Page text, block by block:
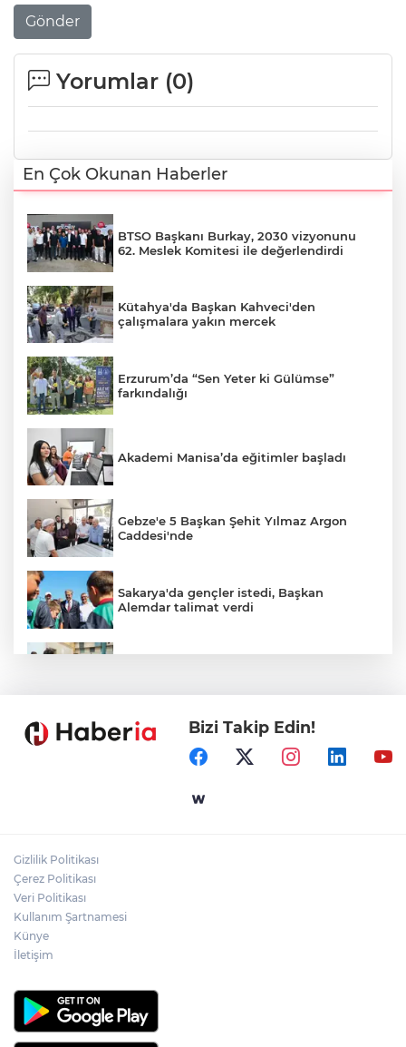
Gönder
Yorumlar (0)
En Çok Okunan Haberler
BTSO Başkanı Burkay, 2030 vizyonunu
62. Meslek Komitesi ile değerlendirdi
Kütahya'da Başkan Kahveci'den
çalışmalara yakın mercek
Erzurum’da “Sen Yeter ki Gülümse”
farkındalığı
Akademi Manisa’da eğitimler başladı
Gebze'e 5 Başkan Şehit Yılmaz Argon
Caddesi'nde
Sakarya'da gençler istedi, Başkan
Alemdar talimat verdi
Ömer Çelik: 2 yıllık çalışmanın en önemli
aşamasındayız
Bizi Takip Edin!
Gizlilik Politikası
Çerez Politikası
Veri Politikası
Kullanım Şartnamesi
Künye
İletişim